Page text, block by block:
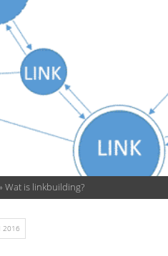
Wat is linkbuilding?
2016